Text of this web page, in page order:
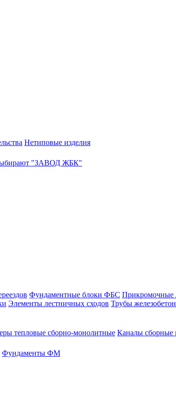
Нетиповые изделия
"ЗАВОД ЖБК"
Фундаментные блоки ФБС Прикромочные
Элементы лестничных сходов Трубы
тепловые сборно-монолитные Каналы сборные
Фундаменты ФМ